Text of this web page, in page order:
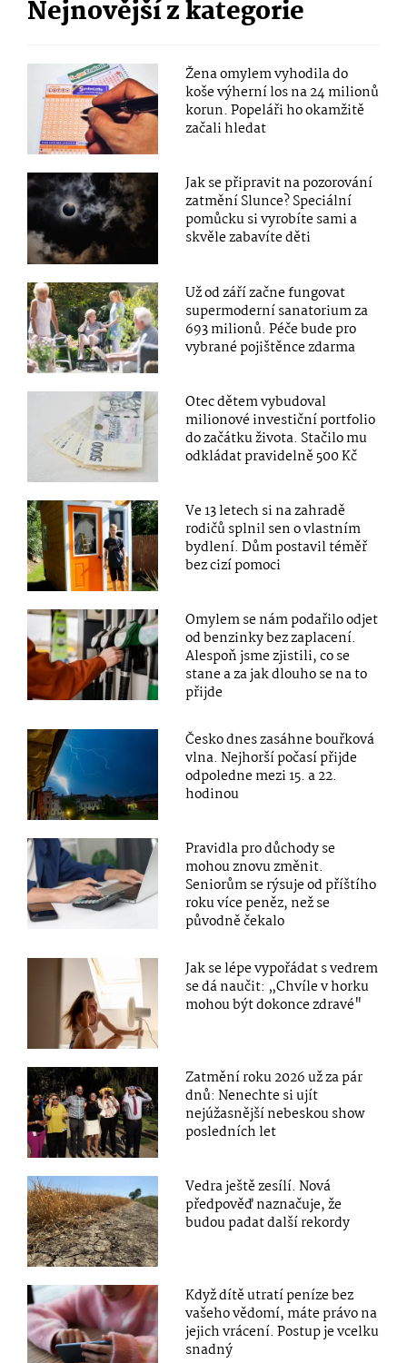
Nejnovější z kategorie
Žena omylem vyhodila do
koše výherní los na 24 milionů
korun. Popeláři ho okamžitě
začali hledat
Jak se připravit na pozorování
zatmění Slunce? Speciální
pomůcku si vyrobíte sami a
skvěle zabavíte děti
Už od září začne fungovat
supermoderní sanatorium za
693 milionů. Péče bude pro
vybrané pojištěnce zdarma
Otec dětem vybudoval
milionové investiční portfolio
do začátku života. Stačilo mu
odkládat pravidelně 500 Kč
Ve 13 letech si na zahradě
rodičů splnil sen o vlastním
bydlení. Dům postavil téměř
bez cizí pomoci
Omylem se nám podařilo odjet
od benzinky bez zaplacení.
Alespoň jsme zjistili, co se
stane a za jak dlouho se na to
přijde
Česko dnes zasáhne bouřková
vlna. Nejhorší počasí přijde
odpoledne mezi 15. a 22.
hodinou
Pravidla pro důchody se
mohou znovu změnit.
Seniorům se rýsuje od příštího
roku více peněz, než se
původně čekalo
Jak se lépe vypořádat s vedrem
se dá naučit: „Chvíle v horku
mohou být dokonce zdravé"
Zatmění roku 2026 už za pár
dnů: Nenechte si ujít
nejúžasnější nebeskou show
posledních let
Vedra ještě zesílí. Nová
předpověď naznačuje, že
budou padat další rekordy
Když dítě utratí peníze bez
vašeho vědomí, máte právo na
jejich vrácení. Postup je vcelku
snadný